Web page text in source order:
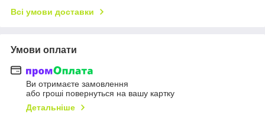
Всі умови доставки
Умови оплати
Ви отримаєте замовлення
або гроші повернуться на вашу картку
Детальніше